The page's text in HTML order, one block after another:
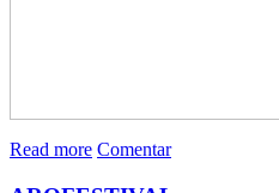
Read more Comentar